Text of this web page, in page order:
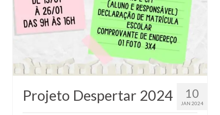
10
JAN 2024
Projeto Despertar 2024